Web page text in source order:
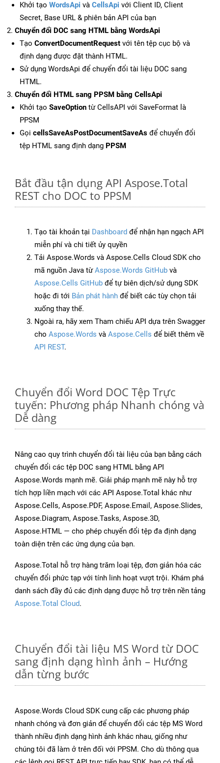
Khởi tạo WordsApi và CellsApi với Client ID, Client
Secret, Base URL & phiên bản API của bạn
Chuyển đổi DOC sang HTML bằng WordsApi
Tạo ConvertDocumentRequest với tên tệp cục bộ và
định dạng được đặt thành HTML.
Sử dụng WordsApi để chuyển đổi tài liệu DOC sang
HTML.
Chuyển đổi HTML sang PPSM bằng CellsApi
Khởi tạo SaveOption từ CellsAPI với SaveFormat là
PPSM
Gọi cellsSaveAsPostDocumentSaveAs để chuyển đổi
tệp HTML sang định dạng PPSM
Bắt đầu tận dụng API Aspose.Total
REST cho DOC to PPSM
Tạo tài khoản tại Dashboard để nhận hạn ngạch API
miễn phí và chi tiết ủy quyền
Tải Aspose.Words và Aspose.Cells Cloud SDK cho
mã nguồn Java từAspose.Words GitHub và
Aspose.Cells GitHub để tự biên dịch/sử dụng SDK
hoặc đi tới Bản phát hành để biết các tùy chọn tải
xuống thay thế.
Ngoài ra, hãy xem Tham chiếu API dựa trên Swagger
cho Aspose.Words và Aspose.Cells để biết thêm về
API REST.
Chuyển đổi Word DOC Tệp Trực
tuyến: Phương pháp Nhanh chóng và
Dễ dàng
Nâng cao quy trình chuyển đổi tài liệu của bạn bằng cách
chuyển đổi các tệp DOC sang HTML bằng API
Aspose.Words mạnh mẽ. Giải pháp mạnh mẽ này hỗ trợ
tích hợp liền mạch với các API Aspose.Total khác như
Aspose.Cells, Aspose.PDF, Aspose.Email, Aspose.Slides,
Aspose.Diagram, Aspose.Tasks, Aspose.3D,
Aspose.HTML — cho phép chuyển đổi tệp đa định dạng
toàn diện trên các ứng dụng của bạn.
Aspose.Total hỗ trợ hàng trăm loại tệp, đơn giản hóa các
chuyển đổi phức tạp với tính linh hoạt vượt trội. Khám phá
danh sách đầy đủ các định dạng được hỗ trợ trên nền tảng
Aspose.Total Cloud.
Chuyển đổi tài liệu MS Word từ DOC
sang định dạng hình ảnh – Hướng
dẫn từng bước
Aspose.Words Cloud SDK cung cấp các phương pháp
nhanh chóng và đơn giản để chuyển đổi các tệp MS Word
thành nhiều định dạng hình ảnh khác nhau, giống như
chúng tôi đã làm ở trên đối với PPSM. Cho dù thông qua